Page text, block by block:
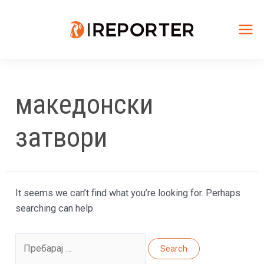
македонски
затвори
It seems we can’t find what you’re looking for. Perhaps
searching can help.